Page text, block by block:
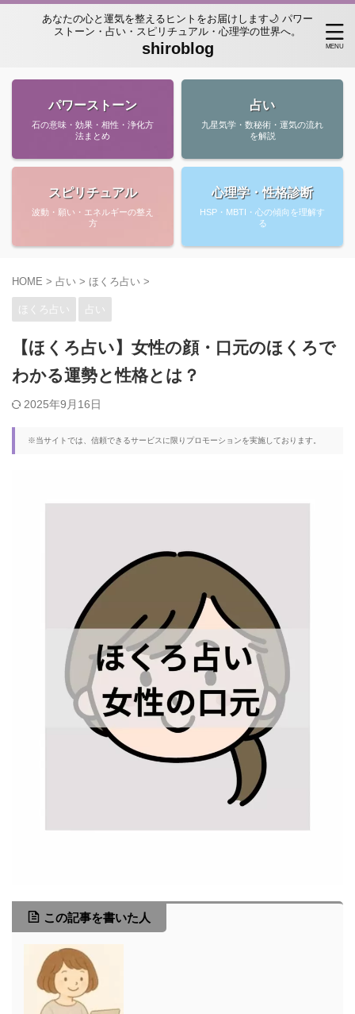
あなたの心と運気を整えるヒントをお届けします🌙 パワー
ストーン・占い・スピリチュアル・心理学の世界へ。
shiroblog
パワーストーン
石の意味・効果・相性・浄化方
法まとめ
占い
九星気学・数秘術・運気の流れ
を解説
スピリチュアル
波動・願い・エネルギーの整え
方
心理学・性格診断
HSP・MBTI・心の傾向を理解す
る
HOME > 占い > ほくろ占い >
ほくろ占い 占い
【ほくろ占い】女性の顔・口元のほくろで
わかる運勢と性格とは？
2025年9月16日
※当サイトでは、信頼できるサービスに限りプロモーションを実施しております。
この記事を書いた人